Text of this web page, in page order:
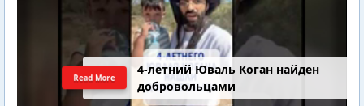
4-летний Юваль Коган найден
добровольцами
Read More